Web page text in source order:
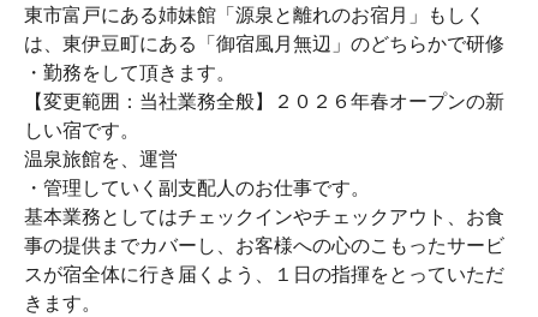
東市富戸にある姉妹館「源泉と離れのお宿月」もしく
は、東伊豆町にある「御宿風月無辺」のどちらかで研修
・勤務をして頂きます。
【変更範囲：当社業務全般】２０２６年春オープンの新
しい宿です。
温泉旅館を、運営
・管理していく副支配人のお仕事です。
基本業務としてはチェックインやチェックアウト、お食
事の提供までカバーし、お客様への心のこもったサービ
スが宿全体に行き届くよう、１日の指揮をとっていただ
きます。